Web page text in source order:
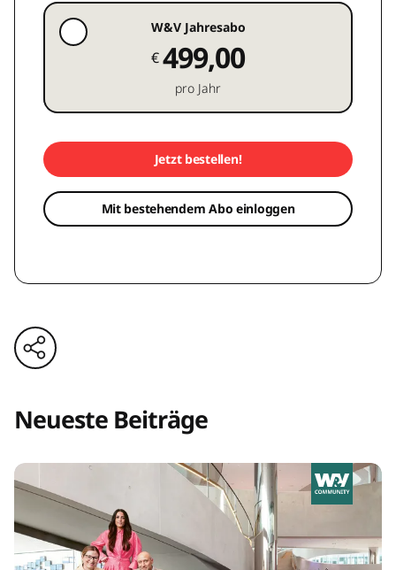
W&V Jahresabo
€499,00
pro Jahr
Jetzt bestellen!
Mit bestehendem Abo einloggen
Neueste Beiträge